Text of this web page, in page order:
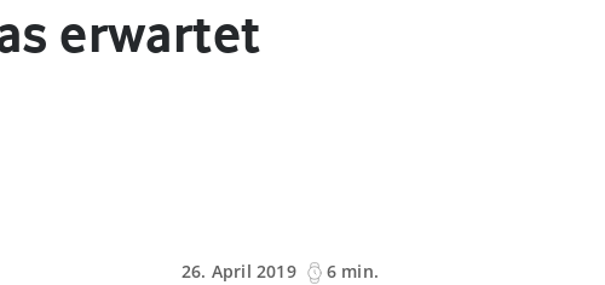
erwartet
26. April 2019
6 min.